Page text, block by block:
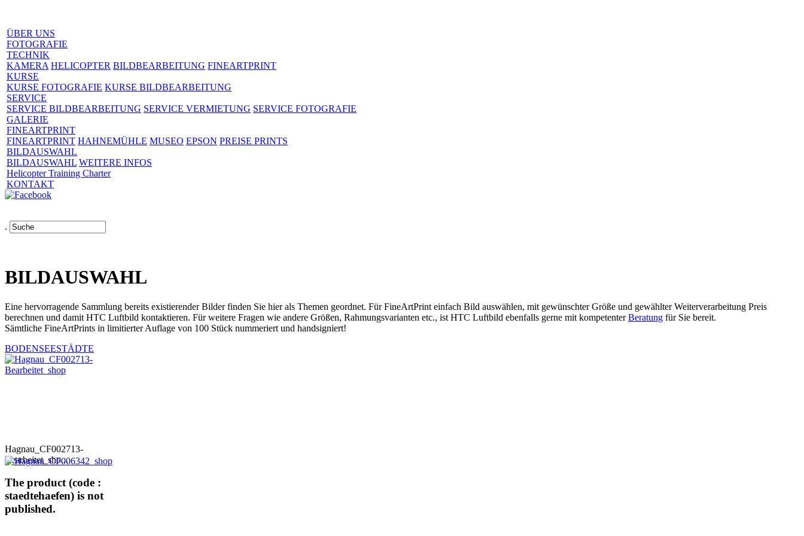
ÜBER UNS
FOTOGRAFIE
TECHNIK
KAMERA HELICOPTER BILDBEARBEITUNG FINEARTPRINT
KURSE
KURSE FOTOGRAFIE KURSE BILDBEARBEITUNG
SERVICE
SERVICE BILDBEARBEITUNG SERVICE VERMIETUNG SERVICE FOTOGRAFIE
GALERIE
FINEARTPRINT
FINEARTPRINT HAHNEMÜHLE MUSEO EPSON PREISE PRINTS
BILDAUSWAHL
BILDAUSWAHL WEITERE INFOS
Helicopter Training Charter
KONTAKT
.
BILDAUSWAHL
Eine hervorragende Sammlung bereits existierender Bilder finden Sie hier als Themen geordnet. Für FineArtPrint einfach Bild auswählen, mit gewünschter Größe und gewählter Weiterverarbeitung Preis
berechnen und damit HTC Luftbild kontaktieren. Für weitere Fragen wie andere Größen, Rahmungsvarianten etc., ist HTC Luftbild ebenfalls gerne mit kompetenterBeratung für Sie bereit.
Sämtliche FineArtPrints in limitierter Auflage von 100 Stück nummeriert und handsigniert!
BODENSEESTÄDTE
Hagnau_CF002713-
Bearbeitet_sho...
The product (code :
staedtehaefen) is not
published.